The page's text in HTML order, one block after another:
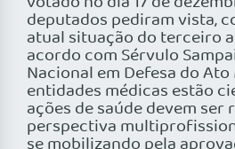
deputados pediram vista,
atual situação do terceiro
acordo com Sérvulo
Nacional em Defesa do Ato
entidades médicas estão
ações de saúde devem ser
perspectiva